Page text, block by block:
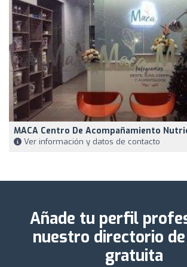
MACA Centro De Acompañamiento
Ver información y datos de contacto
Añade tu perfil
nuestro directorio
gratuita